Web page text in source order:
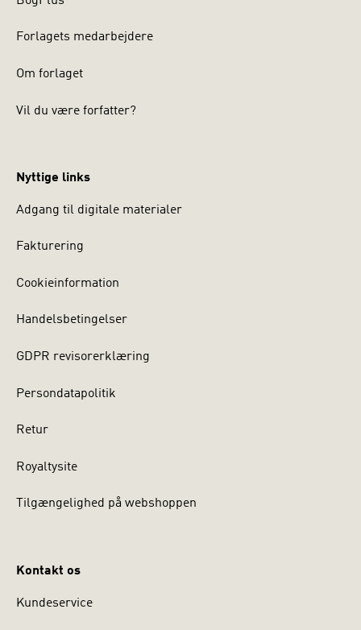
Forlagets medarbejdere
Om forlaget
Vil du være forfatter?
Nyttige links
Adgang til digitale materialer
Fakturering
Cookieinformation
Handelsbetingelser
GDPR revisorerklæring
Persondatapolitik
Retur
Royaltysite
Tilgængelighed på webshoppen
Kontakt os
Kundeservice